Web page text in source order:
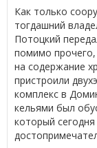
Как только
тогдашний
Потоцкий
помимо
на содержание
пристроили
комплекс в
кельями был
который